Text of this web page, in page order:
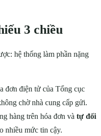
3 chiều
hệ thống làm phần nặng
đơn điện tử của Tổng cục
chờ nhà cung cấp gửi.
hàng trên hóa đơn vàtự đối
nhiều mức tin cậy.